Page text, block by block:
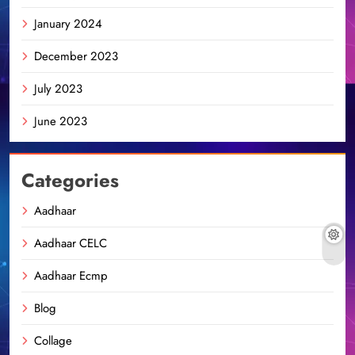
January 2024
December 2023
July 2023
June 2023
Categories
Aadhaar
Aadhaar CELC
Aadhaar Ecmp
Blog
Collage